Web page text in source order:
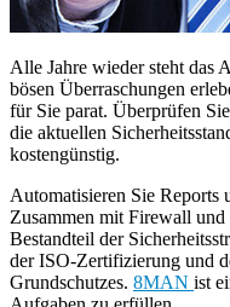
Alle Jahre wieder steht das
bösen Überraschungen
für Sie parat. Überprüfen
die aktuellen
kostengünstig.
Automatisieren Sie Reports
Zusammen mit Firewall
Bestandteil der
der ISO-Zertifizierung und
Grundschutzes. 8MAN ist